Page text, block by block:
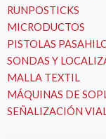
RUNPOSTICKS
MICRODUCTOS
PISTOLAS
SONDAS Y
MALLA TEXTIL
MÁQUINAS DE
SEÑALIZACIÓN